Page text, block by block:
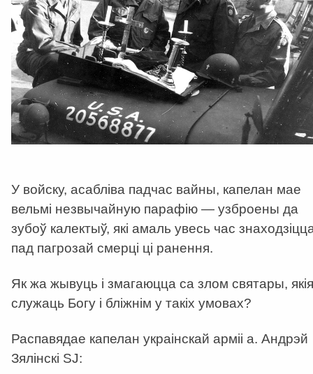
У войску, асабліва падчас вайны, капелан мае
вельмі незвычайную парафію — узброены да
зубоў калектыў, які амаль увесь час
пад пагрозай смерці ці ранення.
Як жа жывуць і змагаюцца са злом святары, якія
служаць Богу і бліжнім у такіх умовах?
Распавядае капелан украінскай арміі а. Андрэй
Зялінскі SJ: